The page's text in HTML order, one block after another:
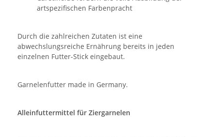
artspezifischen Farbenpracht
Durch die zahlreichen Zutaten ist eine
abwechslungsreiche Ernährung bereits in jeden
einzelnen Futter-Stick eingebaut.
Garnelenfutter made in Germany.
Alleinfuttermittel für Ziergarnelen